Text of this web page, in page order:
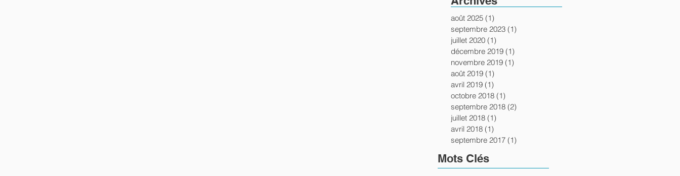
août 2025 (1)
septembre 2023 (1)
juillet 2020 (1)
décembre 2019 (1)
novembre 2019 (1)
août 2019 (1)
avril 2019 (1)
octobre 2018 (1)
septembre 2018 (2)
juillet 2018 (1)
avril 2018 (1)
septembre 2017 (1)
Mots Clés